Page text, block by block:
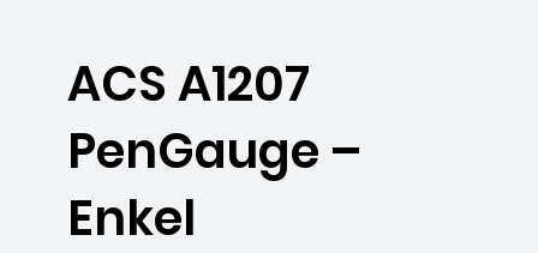
ACS A1207
PenGauge –
Enkel